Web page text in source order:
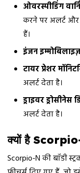
ओवरस्पीडिंग
करने पर अलर्ट
हैं।
इंजन
टायर प्रेशर
अलर्ट देता है।
ड्राइवर ड्रोसीनेस
अलर्ट देता है।
क्यों है
Scorpio-N की बॉडी